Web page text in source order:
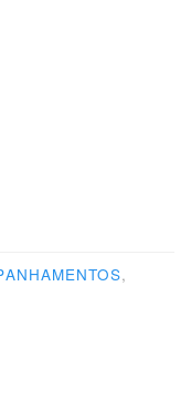
,